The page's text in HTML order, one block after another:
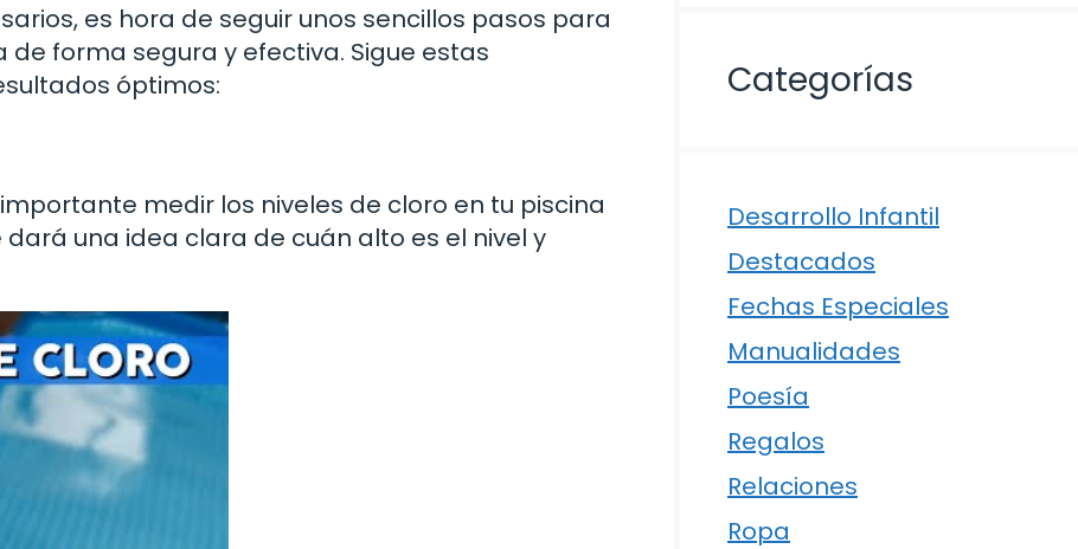
es hora de seguir unos sencillos pasos para
de forma segura y efectiva. Sigue estas
óptimos:
medir los niveles de cloro en tu piscina
una idea clara de cuán alto es el nivel y
Categorías
Desarrollo Infantil
Destacados
Fechas Especiales
Manualidades
Poesía
Regalos
Relaciones
Ropa